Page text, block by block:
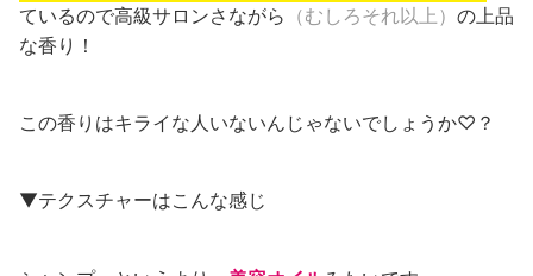
ているので高級サロンさながら （むしろそれ以上） の上品
な香り！
この香りはキライな人いないんじゃないでしょうか♡？
▼テクスチャーはこんな感じ